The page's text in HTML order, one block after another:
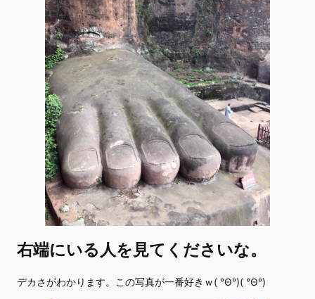
右端にいる人を見てくださいな。
デカさがわかります。この写真が一番好きｗ( °Θ°)( °Θ°)